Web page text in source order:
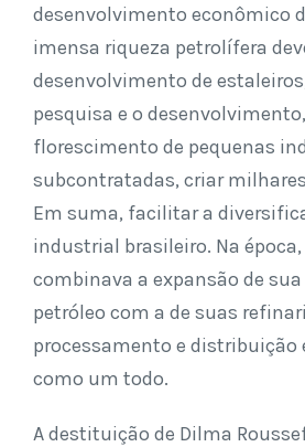
desenvolvimento econômico
imensa riqueza petrolífera
desenvolvimento de
pesquisa e o
florescimento de pequenas
subcontratadas, criar
Em suma, facilitar a
industrial brasileiro. Na época,
combinava a expansão de
petróleo com a de suas
processamento e distribuição
como um todo.
A destituição de Dilma